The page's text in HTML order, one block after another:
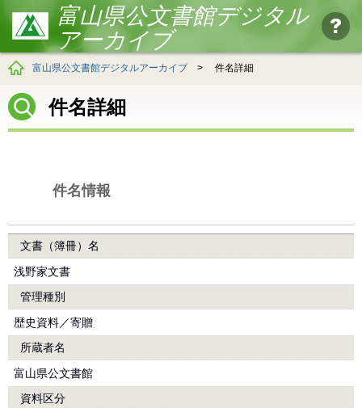
富山県公文書館デジタル
アーカイブ
富山県公文書館デジタルアーカイブ > 件名詳細
件名詳細
件名情報
文書（簿冊）名
浅野家文書
管理種別
歴史資料／寄贈
所蔵者名
富山県公文書館
資料区分